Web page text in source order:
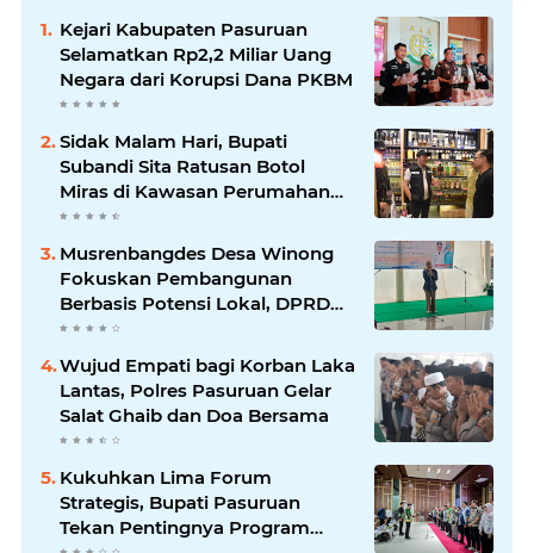
Kejari Kabupaten Pasuruan
Selamatkan Rp2,2 Miliar Uang
Negara dari Korupsi Dana PKBM
Sidak Malam Hari, Bupati
Subandi Sita Ratusan Botol
Miras di Kawasan Perumahan
Sidoarjo
Musrenbangdes Desa Winong
Fokuskan Pembangunan
Berbasis Potensi Lokal, DPRD
Optimistis Meski Dihantam
Wujud Empati bagi Korban Laka
Lantas, Polres Pasuruan Gelar
Salat Ghaib dan Doa Bersama
Kukuhkan Lima Forum
Strategis, Bupati Pasuruan
Tekan Pentingnya Program